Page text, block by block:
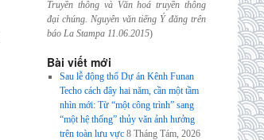
Truyền thông và Văn hoá truyền thông
đại chúng. Nguyên văn tiếng Ý đăng trên
báo La Stampa 11.06.2015)
Bài viết mới
Sau lễ động thổ Dự án Kênh Funan
Techo cách đây hai năm, cần một tầm
nhìn mới: Từ “một công trình” sang
“một hệ thống” thủy văn ảnh hưởng
trên toàn lưu vực 8 Tháng Tám, 2026